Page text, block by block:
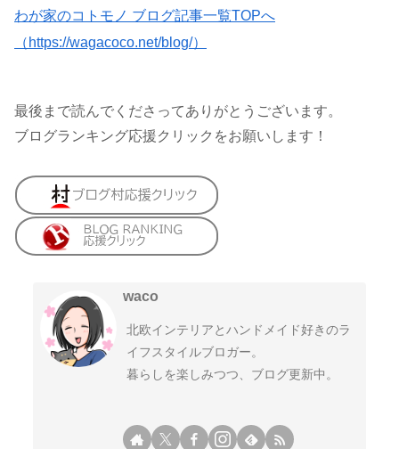
わが家のコトモノ ブログ記事一覧TOPへ
（https://wagacoco.net/blog/）
最後まで読んでくださってありがとうございます。
ブログランキング応援クリックをお願いします！
waco
北欧インテリアとハンドメイド好きのラ
イフスタイルブロガー。
暮らしを楽しみつつ、ブログ更新中。